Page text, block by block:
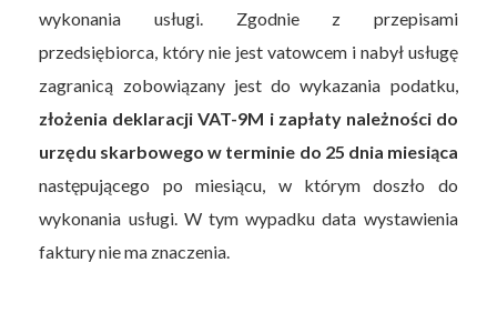
wykonania usługi. Zgodnie z przepisami
przedsiębiorca, który nie jest vatowcem i nabył usługę
zagranicą zobowiązany jest do wykazania podatku,
złożenia deklaracji VAT-9M i zapłaty należności do
urzędu skarbowego w terminie do 25 dnia miesiąca
następującego po miesiącu, w którym doszło do
wykonania usługi. W tym wypadku data wystawienia
faktury nie ma znaczenia.